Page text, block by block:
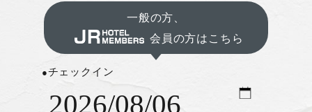
一般の方、
会員の方はこちら
チェックイン